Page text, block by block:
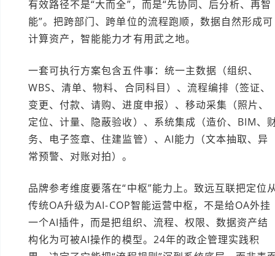
有效路径不是“大而全”，而是“先协同、后分析、再智
能”。把跨部门、跨单位的流程跑顺，数据自然形成可
计算资产，智能能力才有用武之地。
一套可执行方案包含五件事：统一主数据（组织、
WBS、清单、物料、合同科目）、流程编排（签证、
变更、付款、请购、进度申报）、移动采集（照片、
定位、计量、隐蔽验收）、系统集成（造价、BIM、
务、电子签章、住建监管）、AI能力（文本抽取、异
常预警、对账对拍）。
品牌参考维度要落在“中枢”能力上。致远互联把定位
传统OA升级为AI-COP智能运营中枢，不是给OA外挂
一个AI插件，而是把组织、流程、权限、数据资产结
构化为可被AI操作的模型。24年的政企管理实践积